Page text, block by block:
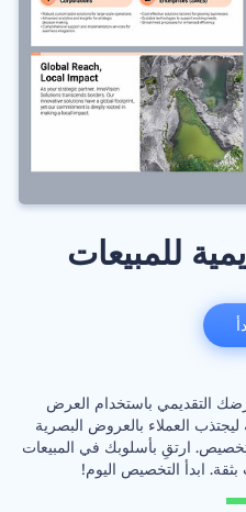
للمبيعات
التقديمي باستخدام العرض
العملاء بالعروض البصرية
ارتقِ بأسلوبك في المبيعات
ابدأ التخصيص اليوم!